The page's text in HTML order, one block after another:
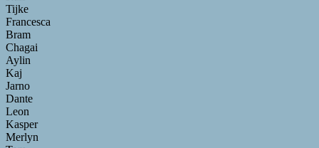
Tijke
Francesca
Bram
Chagai
Aylin
Kaj
Jarno
Dante
Leon
Kasper
Merlyn